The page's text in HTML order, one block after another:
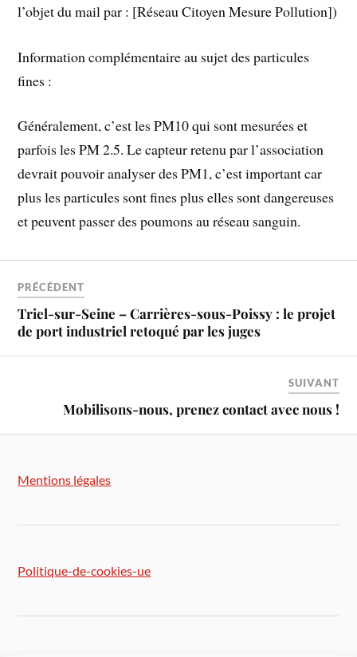
l’objet du mail par : [Réseau Citoyen Mesure Pollution])
Information complémentaire au sujet des particules
fines :
Généralement, c’est les PM10 qui sont mesurées et
parfois les PM 2.5. Le capteur retenu par l’association
devrait pouvoir analyser des PM1, c’est important car
plus les particules sont fines plus elles sont dangereuses
et peuvent passer des poumons au réseau sanguin.
PRÉCÉDENT
Triel-sur-Seine – Carrières-sous-Poissy : le projet
de port industriel retoqué par les juges
SUIVANT
Mobilisons-nous, prenez contact avec nous !
Mentions légales
Politique-de-cookies-ue